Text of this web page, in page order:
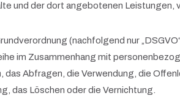
und der dort angebotenen Leistungen,
(nachfolgend nur
im Zusammenhang mit
Abfragen, die Verwendung, die
das Löschen oder die Vernichtung.